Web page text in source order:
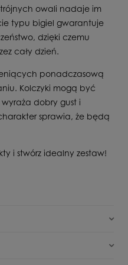
owali nadaje im
typu bigiel gwarantuje
dzięki czemu
cały dzień.
ponadczasową
Kolczyki mogą być
dobry gust i
sprawia, że będą
i stwórz idealny zestaw!